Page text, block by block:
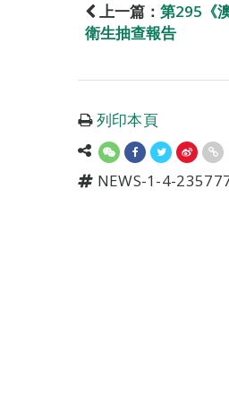
上一篇： 第295《
衛生抽查報告
列印本頁
NEWS-1-4-